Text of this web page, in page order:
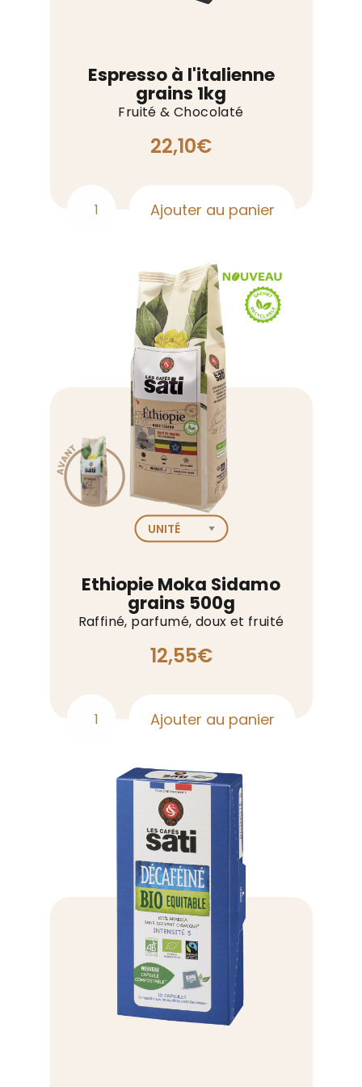
Espresso à l'italienne
grains 1kg
Fruité & Chocolaté
22,10€
quantité
Espresso
l'italienne
grains
Ajouter au panier
Ethiopie Moka Sidamo
grains 500g
Raffiné, parfumé, doux et fruité
12,55€
quantité
Ethiopie
grains
500g
Ajouter au panier